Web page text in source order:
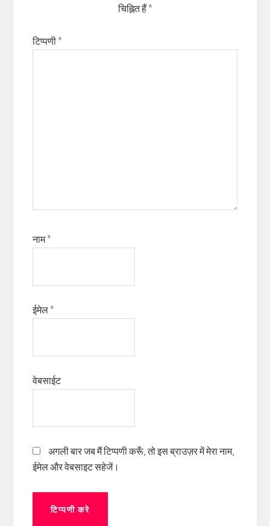
चिह्नित हैं *
टिप्पणी *
नाम*
ईमेल *
वेबसाईट
अगली बार जब मैं टिप्पणी करूँ, तो इस ब्राउज़र में मेरा नाम,
ईमेल और वेबसाइट सहेजें।